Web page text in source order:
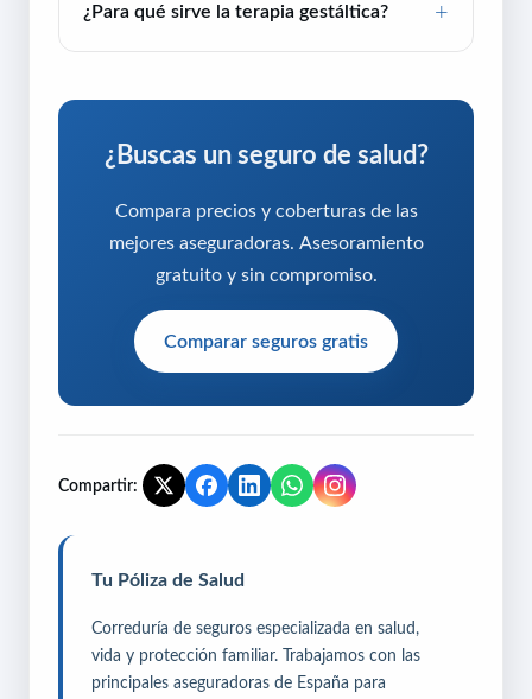
¿Para qué sirve la terapia gestáltica?
¿Buscas un seguro de salud?
Compara precios y coberturas de las
mejores aseguradoras. Asesoramiento
gratuito y sin compromiso.
Comparar seguros gratis
Compartir:
Tu Póliza de Salud
Correduría de seguros especializada en salud,
vida y protección familiar. Trabajamos con las
principales aseguradoras de España para